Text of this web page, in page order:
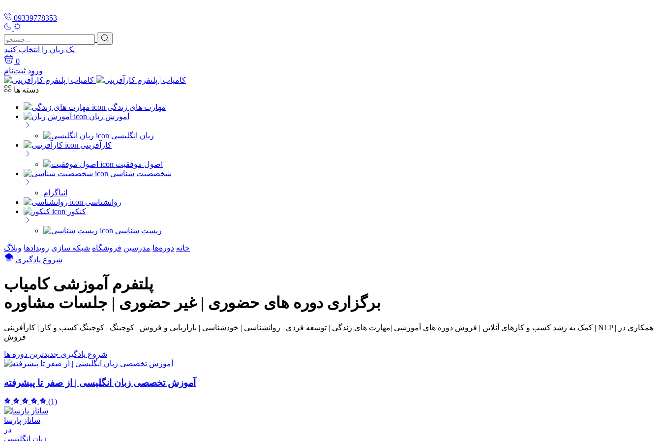
09339778353
یک زبان را انتخاب کنید
0
ورود ثبت‌نام
دسته ها
مهارت های زندگی
آموزش زبان
زبان انگلیسی
کارآفرینی
اصول موفقیت
شخصصیت شناسی
انیاگرام
روانشناسی
کنکور
زیست شناسی
خانه دوره‌ها مدرسین فروشگاه شبکه سازی رویداد‌ها وبلاگ
شروع یادگیری
پلتفرم آموزشی کامیاب
برگزاری دوره های حضوری | غیر حضوری | جلسات مشاوره
کمک به رشد کسب و کارهای آنلاین | فروش دوره های آموزشی |مهارت های زندگی | توسعه فردی | روانشناسی | خودشناسی | بازاریابی و فروش | کوچینگ | کوچینگ کسب و کار | کارآفرینی | NLP | همکاری در
فروش
شروع یادگیری جدیدترین دوره ها
آموزش تخصصی زبان انگلیسی | از صفر تا پیشرفته
(1)
ساناز پارسا
در
زبان انگلیسی